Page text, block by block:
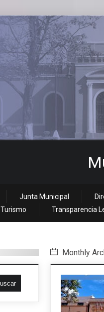
Junta Municipal
Turismo Transparencia
Monthly